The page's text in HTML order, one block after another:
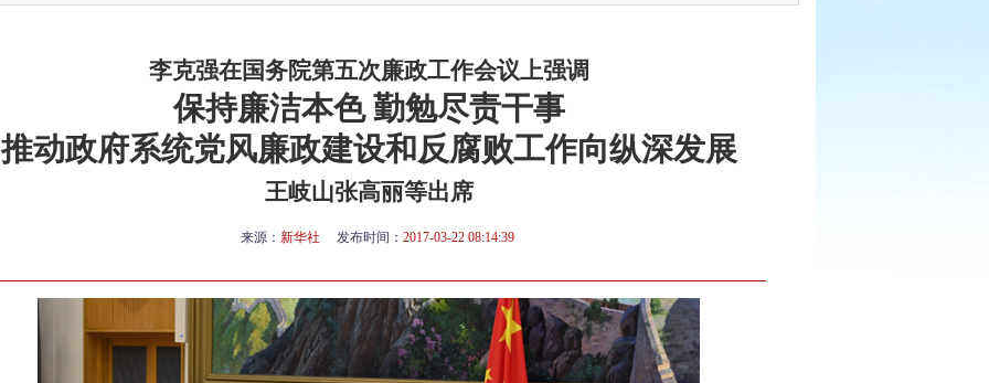
李克强在国务院第五次廉政工作会议上强调
保持廉洁本色 勤勉尽责干事
推动政府系统党风廉政建设和反腐败工作向纵深发展
王岐山张高丽等出席
来源： 新华社 发布时间： 2017-03-22 08:14:39